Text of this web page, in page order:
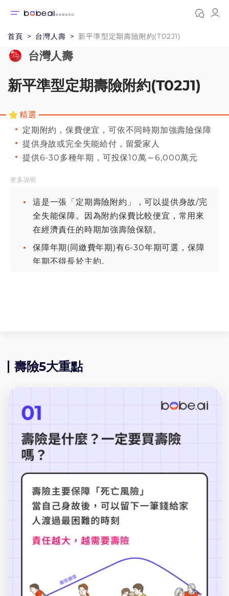
首頁 台灣人壽 新平準型定期壽險附約(T02J1)
台灣人壽
新平準型定期壽險附約(T02J1)
精選
定期附約，保費便宜，可依不同時期加強壽險保障
提供身故或完全失能給付，留愛家人
提供6-30多種年期，可投保10萬～6,000萬元
更多說明
這是一張「定期壽險附約」，可以提供身故/完
全失能保障。因為附約保費比較便宜，常用來
在經濟責任的時期加強壽險保額。
保障年期(同繳費年期)有6-30年期可選，保障
年期不得長於主約。
壽險5大重點